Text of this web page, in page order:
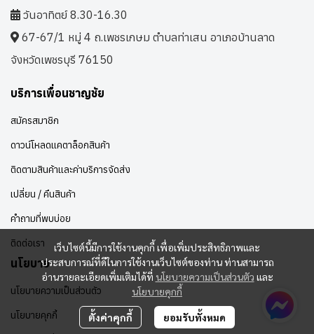
เว็บไซต์นี้มีการใช้งานคุกกี้ เพื่อเพิ่มประสิทธิภาพและ
ประสบการณ์ที่ดีในการใช้งานเว็บไซต์ของท่าน ท่านสามารถ
อ่านรายละเอียดเพิ่มเติมได้ที่ นโยบายความเป็นส่วนตัว และ
นโยบายคุกกี้
ตั้งค่าคุกกี้ ยอมรับทั้งหมด
วันอาทิตย์ 8.30-16.30
67-67/1 หมู่ 4 ถ.เพชรเกษม ตำบลท่าเสน อาเภอบ้านลาด
จังหวัดเพชรบุรี 76150
บริการเพื่อนชาญชัย
สมัครสมาชิก
ดาวน์โหลดแคตาล็อกสินค้า
ติดตามสินค้าและค่าบริการจัดส่ง
เปลี่ยน / คืนสินค้า
คำถามที่พบบ่อย
ติดต่อเรา
นโยบาย
นโยบายความเป็นส่วนตัว
นโยบายคุกกี้